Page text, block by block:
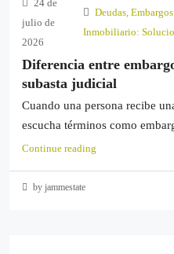
24 de
julio de
2026
Deudas,
Inmobiliario:
Diferencia entre
subasta judicial
Cuando una persona recibe
escucha términos como
Continue reading
by jammestate